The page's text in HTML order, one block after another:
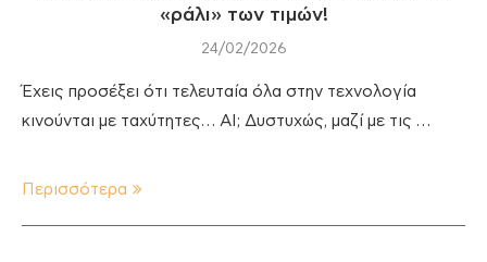
«ράλι» των τιμών!
24/02/2026
Έχεις προσέξει ότι τελευταία όλα στην τεχνολογία
κινούνται με ταχύτητες… AI; Δυστυχώς, μαζί με τις …
Περισσότερα